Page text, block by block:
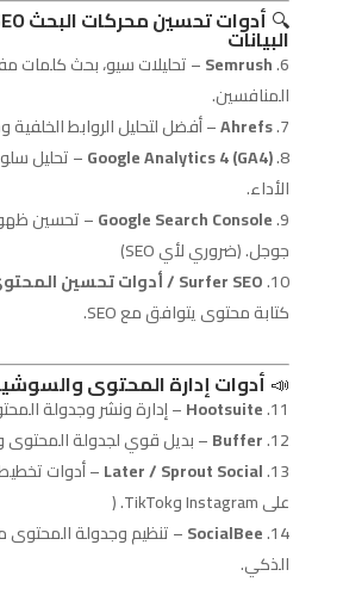
🔍
البيانات
Semrush– تحليلات سيو، بحث كلمات
المنافسين.
Ahrefs– أفضل لتحليل الروابط الخلفية
Google Analytics 4 (GA4)– تحليل
الأداء.
Google Search Console– تحسين
جوجل. (ضروري لأي SEO)
Surfer SEO / أدوات تحسين المحتوى
كتابة محتوى يتوافق مع SEO.
📣 أدوات إدارة المحتوى
Hootsuite– إدارة ونشر وجدولة
Buffer– بديل قوي لجدولة المحتوى
Later / Sprout Social– أدوات
على Instagram وTikTok. (
SocialBee– تنظيم وجدولة المحتوى
الذكي.